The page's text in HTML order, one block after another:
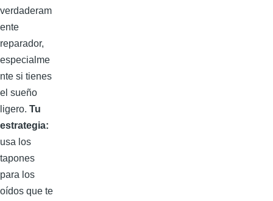
verdaderam
ente
reparador,
especialme
nte si tienes
el sueño
ligero. Tu
estrategia:
usa los
tapones
para los
oídos que te